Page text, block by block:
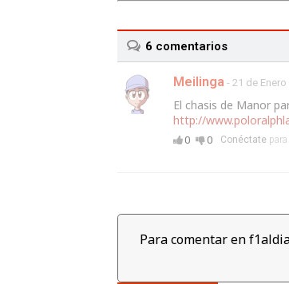
6 comentarios
Meilinga - 21 de
El chasis de Manor
http://
0 0 Conéctate
Para comentar en